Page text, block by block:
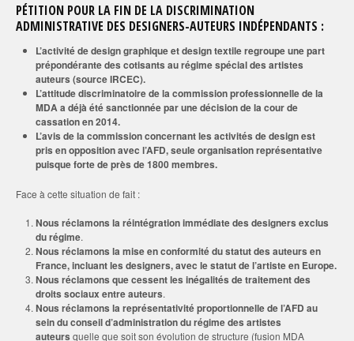
PÉTITION POUR LA FIN DE LA DISCRIMINATION
ADMINISTRATIVE DES DESIGNERS-AUTEURS INDÉPENDANTS :
L’activité de design graphique et design textile regroupe une part
prépondérante des cotisants au régime spécial des artistes
auteurs (source IRCEC).
L’attitude discriminatoire de la commission professionnelle de la
MDA a déjà été sanctionnée par une décision de la cour de
cassation en 2014.
L’avis de la commission concernant les activités de design est
pris en opposition avec l’AFD, seule organisation représentative
puisque forte de près de 1800 membres.
Face à cette situation de fait :
Nous réclamons la réintégration immédiate des designers exclus
du régime.
Nous réclamons la mise en conformité du statut des auteurs en
France, incluant les designers, avec le statut de l’artiste en Europe.
Nous réclamons quecessent les inégalités de traitement des
droits sociaux entre auteurs.
Nous réclamons la représentativité proportionnelle de l’AFD au
sein du conseil d’administration du régime des artistes
auteurs quelle que soit son évolution de structure (fusion MDA